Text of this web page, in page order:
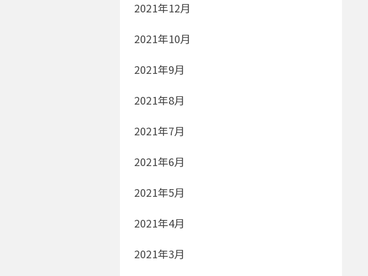
2021年12月
2021年10月
2021年9月
2021年8月
2021年7月
2021年6月
2021年5月
2021年4月
2021年3月